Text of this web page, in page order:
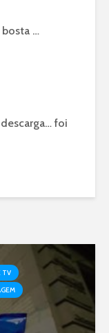
bosta …
foi
TV